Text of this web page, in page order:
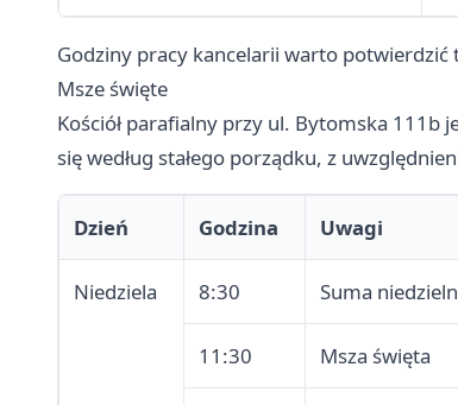
Godziny pracy kancelarii warto potwierdzić
Msze święte
Kościół parafialny przy ul. Bytomska 111b
się według stałego porządku, z
Dzień Godzina Uwagi
Niedziela 8:30 Suma
11:30 Msza święta